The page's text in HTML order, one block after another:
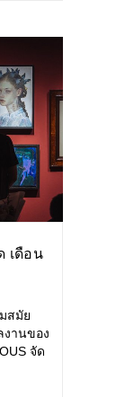
เดือน
สมัย
งานของ
จัด